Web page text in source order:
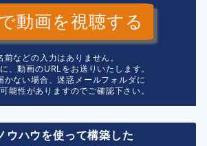
動画を視聴する
前などの入力はありません。
、動画のURLをお送りいたします。
かない場合、迷惑メールフォルダに
能性がありますのでご確認下さい。
ウハウを使って構築した